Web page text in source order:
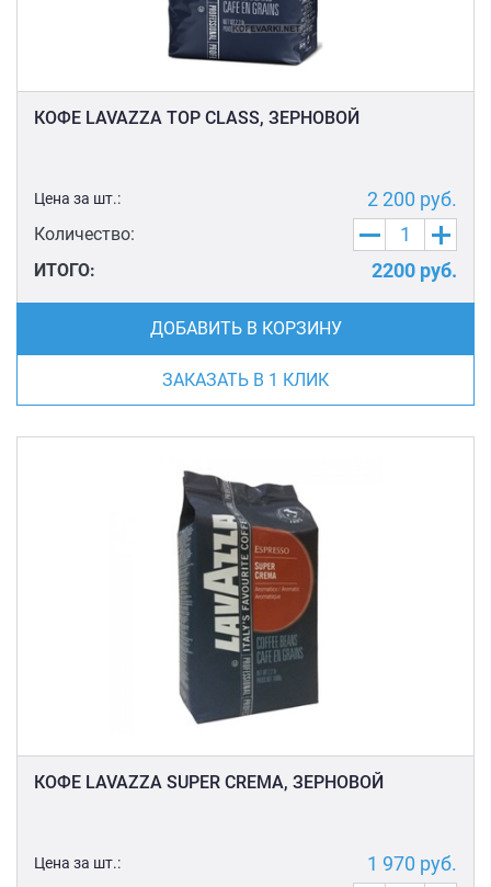
КОФЕ LAVAZZA TOP CLASS, ЗЕРНОВОЙ
Цена за шт.: 2 200 руб.
Количество:
ИТОГО:
2200 руб.
ДОБАВИТЬ В КОРЗИНУ
ЗАКАЗАТЬ В 1 КЛИК
КОФЕ LAVAZZA SUPER CREMA, ЗЕРНОВОЙ
Цена за шт.: 1 970 руб.